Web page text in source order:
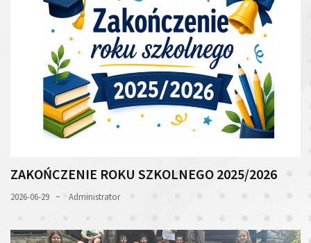
ZAKOŃCZENIE ROKU SZKOLNEGO 2025/2026
2026-06-29 Administrator